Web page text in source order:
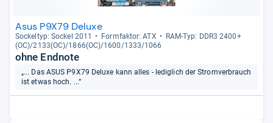
Asus P9X79 Deluxe
Sockel­typ: Sockel 2011 Form­fak­tor: ATX
RAM-​Typ: DDR3 2400+
(OC)/2133(OC)/1866(OC)/1600/1333/1066
ohne Endnote
„... Das ASUS P9X79 Deluxe kann alles - lediglich der Stromverbrauch
ist etwas hoch. ...“